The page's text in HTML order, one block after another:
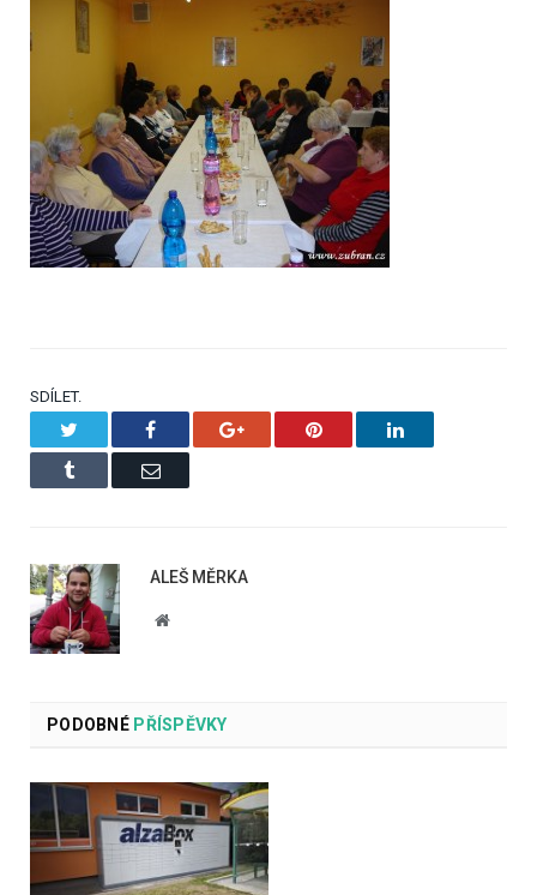
SDÍLET.
Facebook Google+ Pinterest LinkedIn
Tumblr Email
ALEŠ MĚRKA
Website
PODOBNÉPŘÍSPĚVKY